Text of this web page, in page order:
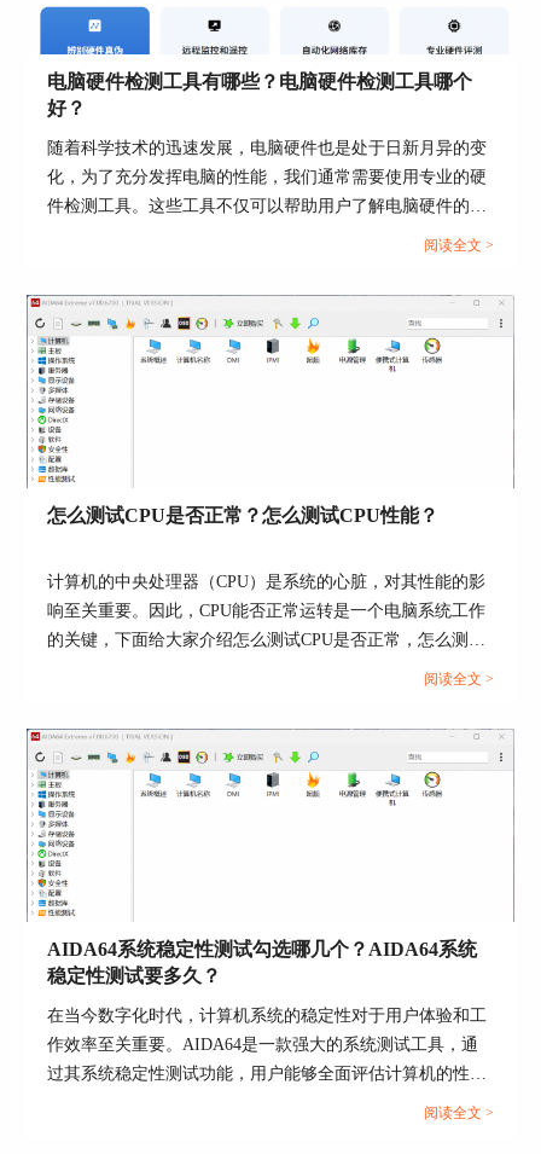
件。
首先AIDA64具有全面且专业的硬件测试功能，如
图所示，AIDA64可以对磁盘，内存，GPU计算能
力，显示器等硬件进行性能测试，用户仅需安装一
款软件，就可以满足需求，而无需安装多个软件。
AIDA64的性能测试功能非常专业。以内存性能测
度，内存写入速度，文件复制速度和内存潜伏（延
迟）四个参数。AIDA64还给出平台信息，便于用
户横向进行比较。如果两款电脑CPU与主板芯片组
一致，而内存读写速度较慢，则代表内存颗粒性能
电脑硬件检测工具有哪些？电脑硬件检测工具哪个
好？
随着科学技术的迅速发展，电脑硬件也是处于日新月异的变
化，为了充分发挥电脑的性能，我们通常需要使用专业的硬
件检测工具。这些工具不仅可以帮助用户了解电脑硬件的状
态，还能提供有效的优化建议。接下来给大家介绍电脑硬件
阅读全文 >
怎么测试CPU是否正常？怎么测试CPU性能？
计算机的中央处理器（CPU）是系统的心脏，对其性能的影
响至关重要。因此，CPU能否正常运转是一个电脑系统工作
的关键，下面给大家介绍怎么测试CPU是否正常，怎么测试
阅读全文 >
AIDA64系统稳定性测试勾选哪几个？AIDA64系统
稳定性测试要多久？
在当今数字化时代，计算机系统的稳定性对于用户体验和工
作效率至关重要。AIDA64是一款强大的系统测试工具，通
过其系统稳定性测试功能，用户能够全面评估计算机的性能
和稳定性。而在进行AIDA64软件进行系统稳定性测试时，
阅读全文 >